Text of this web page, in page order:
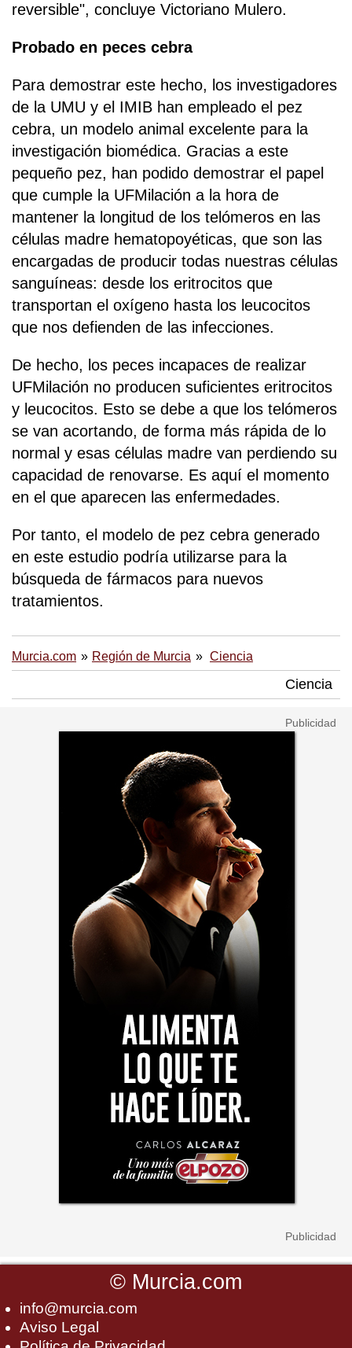
reversible", concluye Victoriano Mulero.
Probado en peces cebra
Para demostrar este hecho, los investigadores
de la UMU y el IMIB han empleado el pez
cebra, un modelo animal excelente para la
investigación biomédica. Gracias a este
pequeño pez, han podido demostrar el papel
que cumple la UFMilación a la hora de
mantener la longitud de los telómeros en las
células madre hematopoyéticas, que son las
encargadas de producir todas nuestras células
sanguíneas: desde los eritrocitos que
transportan el oxígeno hasta los leucocitos
que nos defienden de las infecciones.
De hecho, los peces incapaces de realizar
UFMilación no producen suficientes eritrocitos
y leucocitos. Esto se debe a que los telómeros
se van acortando, de forma más rápida de lo
normal y esas células madre van perdiendo su
capacidad de renovarse. Es aquí el momento
en el que aparecen las enfermedades.
Por tanto, el modelo de pez cebra generado
en este estudio podría utilizarse para la
búsqueda de fármacos para nuevos
tratamientos.
Murcia.com Región de Murcia Ciencia
Ciencia
© Murcia.com
info@murcia.com
Aviso Legal